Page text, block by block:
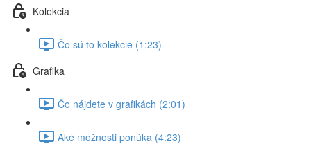
Kolekcia
Čo sú to kolekcie (1:23)
Grafika
Čo nájdete v grafikách (2:01)
Aké možnosti ponúka (4:23)